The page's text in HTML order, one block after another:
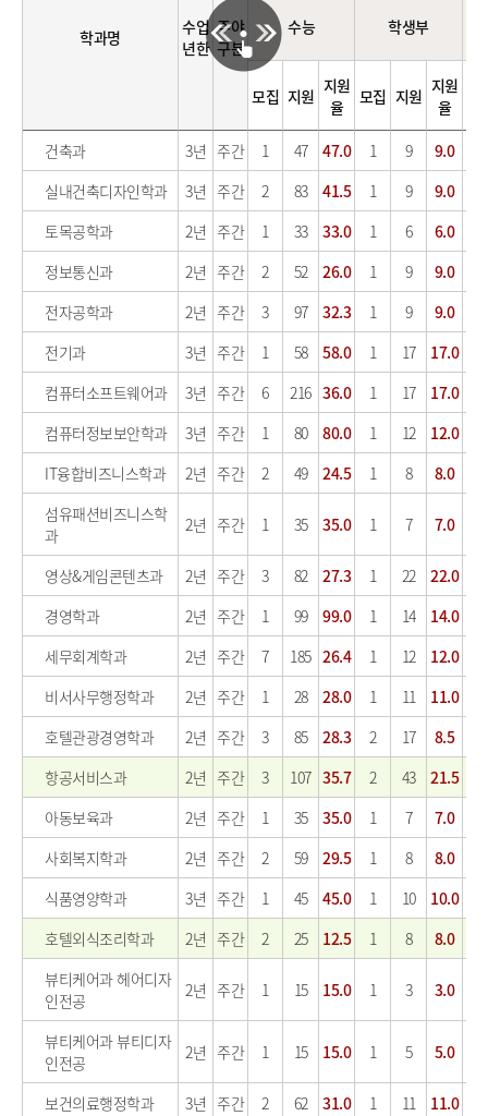
학과명
수업
년한
주야
구분
수능 학생부
모집 지원 지원
율
모집 지원 지원
율
건축과 3년 주간 1 47 47.0 1 9
9.0
실내건축디자인학과
3년 주간 2 83 41.5 1 9
9.0
토목공학과
2년 주간 1 33 33.0 1 6
6.0
정보통신과
2년 주간 2 52 26.0 1 9
9.0
전자공학과
2년 주간 3 97 32.3 1 9
9.0
전기과
3년 주간 1 58 58.0 1 17
17.0
컴퓨터소프트웨어과
3년 주간 6 216 36.0 1 17
17.0
컴퓨터정보보안학과
3년 주간 1 80 80.0 1 12
12.0
IT융합비즈니스학과
2년 주간 2 49 24.5 1 8
8.0
섬유패션비즈니스학
과
2년 주간 1 35 35.0 1 7 7.0
영상&게임콘텐츠과 2년 주간 3 82 27.3 1 22
22.0
경영학과
2년 주간 1 99 99.0 1 14
14.0
세무회계학과
2년 주간 7 185 26.4 1 12
12.0
비서사무행정학과
2년 주간 1 28 28.0 1 11
11.0
호텔관광경영학과
2년 주간 3 85 28.3 2 17
8.5
항공서비스과
2년 주간 3 107 35.7 2 43 21.5
아동보육과
2년 주간 1 35 35.0 1 7
7.0
사회복지학과
2년 주간 2 59 29.5 1 8
8.0
식품영양학과
3년 주간 1 45 45.0 1 10
10.0
호텔외식조리학과
2년 주간 2 25 12.5 1 8 8.0
뷰티케어과 헤어디자
인전공
2년 주간 1 15 15.0 1 3 3.0
뷰티케어과 뷰티디자
인전공
2년 주간 1 15 15.0 1 5 5.0
보건의료행정학과 3년 주간 2 62 31.0 1 11 11.0